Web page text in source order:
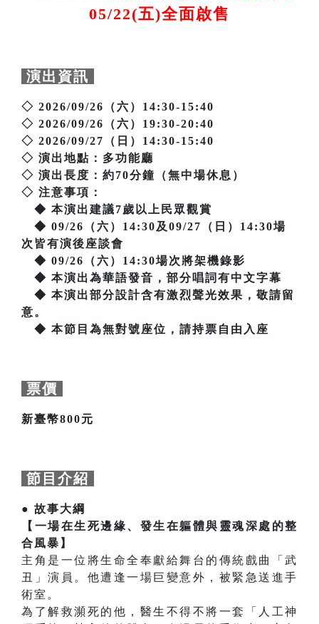
05/22(五)全面啟售
演出資訊
◇ 2026/09/26（六）14:30-15:40
◇ 2026/09/26（六）19:30-20:40
◇ 2026/09/27（日）14:30-15:40
◇ 演出地點：多功能廳
◇ 演出長度：約70分鐘（無中場休息）
◇ 注意事項：
◆ 本演出建議7歲以上民眾觀賞
◆ 09/26（六）14:30及09/27（日）14:30場
次皆有演後座談會
◆ 09/26（六）14:30場次將架機錄影
◆ 本演出為華語發音，部分唱詞有中文字幕
◆ 本演出部分設計含有激烈聲光效果，敬請留
意。
◆ 本節目為無對號座位，請持票自由入座
票價
新臺幣800元
節目介紹
● 故事大綱
【一場在生死邊緣、發生在軀體與靈魂深處的整
合風暴】
主角是一位將生命全奉獻給舞台的傳統戲曲「武
丑」演員。他遭逢一場巨變意外，被緊急送進手
術室。
為了解救瀕死的他，醫生不得不將一套「人工神